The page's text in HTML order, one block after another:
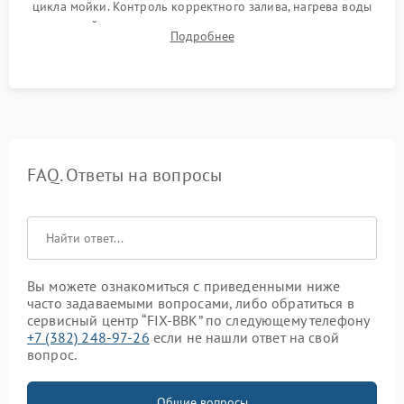
цикла мойки. Контроль корректного залива, нагрева воды
до нужной температуры, отсутствия посторонних шумов,
штатного слива и абсолютной сухости в поддоне.
Подробнее
FAQ. Ответы на вопросы
Вы можете ознакомиться с приведенными ниже
часто задаваемыми вопросами, либо обратиться в
сервисный центр “FIX-BBK” по следующему телефону
+7 (382) 248-97-26 если не нашли ответ на свой
вопрос.